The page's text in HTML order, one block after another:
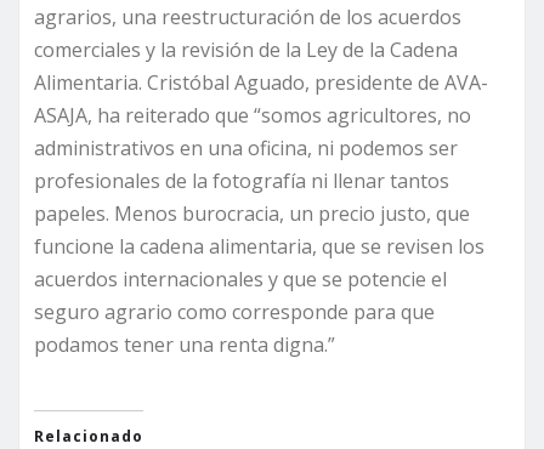
agrarios, una reestructuración de los acuerdos
comerciales y la revisión de la Ley de la Cadena
Alimentaria. Cristóbal Aguado, presidente de AVA-
ASAJA, ha reiterado que “somos agricultores, no
administrativos en una oficina, ni podemos ser
profesionales de la fotografía ni llenar tantos
papeles. Menos burocracia, un precio justo, que
funcione la cadena alimentaria, que se revisen los
acuerdos internacionales y que se potencie el
seguro agrario como corresponde para que
podamos tener una renta digna.”
Relacionado